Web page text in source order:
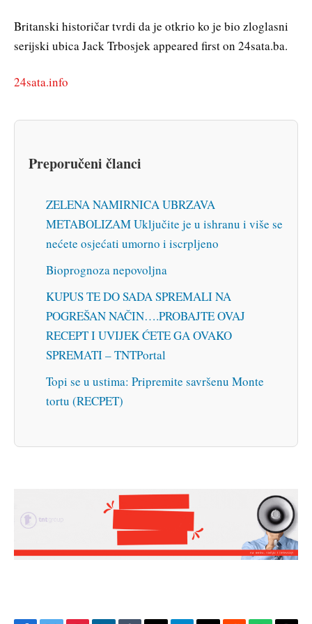
Britanski historičar tvrdi da je otkrio ko je bio zloglasni
serijski ubica Jack Trbosjek appeared first on 24sata.ba.
24sata.info
Preporučeni članci
ZELENA NAMIRNICA UBRZAVA
METABOLIZAM Uključite je u ishranu i više se
nećete osjećati umorno i iscrpljeno
Bioprognoza nepovoljna
KUPUS TE DO SADA SPREMALI NA
POGREŠAN NAČIN….PROBAJTE OVAJ
RECEPT I UVIJEK ĆETE GA OVAKO
SPREMATI – TNTPortal
Topi se u ustima: Pripremite savršenu Monte
tortu (RECPET)